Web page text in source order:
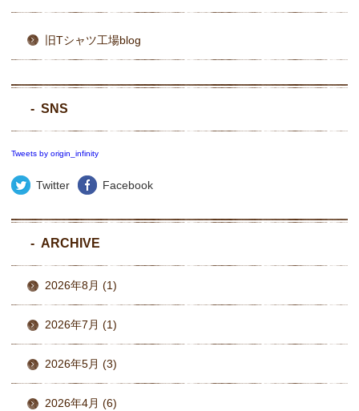
旧Tシャツ工場blog
SNS
Tweets by origin_infinity
Twitter Facebook
ARCHIVE
2026年8月 (1)
2026年7月 (1)
2026年5月 (3)
2026年4月 (6)